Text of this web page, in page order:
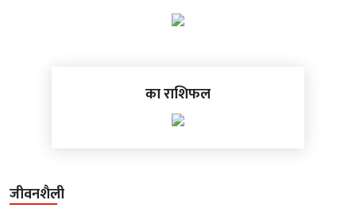
का राशिफल
जीवनशैली